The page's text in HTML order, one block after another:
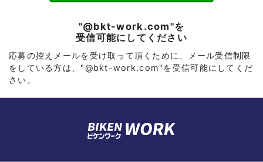
"@bkt-work.com"を
受信可能にしてください
応募の控えメールを受け取って頂くために、メール受信制限
をしている方は、"@bkt-work.com"を受信可能にしてくだ
さい。